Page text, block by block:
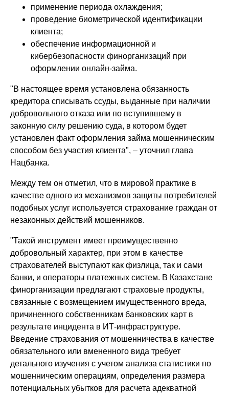
применение периода охлаждения;
проведение биометрической идентификации
клиента;
обеспечение информационной и
кибербезопасности финорганизаций при
оформлении онлайн-займа.
"В настоящее время установлена обязанность
кредитора списывать ссуды, выданные при наличии
добровольного отказа или по вступившему в
законную силу решению суда, в котором будет
установлен факт оформления займа мошенническим
способом без участия клиента", – уточнил глава
Нацбанка.
Между тем он отметил, что в мировой практике в
качестве одного из механизмов защиты потребителей
подобных услуг используется страхование граждан от
незаконных действий мошенников.
"Такой инструмент имеет преимущественно
добровольный характер, при этом в качестве
страхователей выступают как физлица, так и сами
банки, и операторы платежных систем. В Казахстане
финорганизации предлагают страховые продукты,
связанные с возмещением имущественного вреда,
причиненного собственникам банковских карт в
результате инцидента в ИТ-инфраструктуре.
Введение страхования от мошенничества в качестве
обязательного или вмененного вида требует
детального изучения с учетом анализа статистики по
мошенническим операциям, определения размера
потенциальных убытков для расчета адекватной